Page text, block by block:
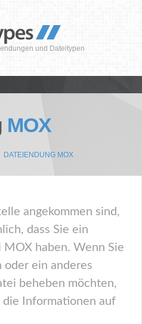
und Dateitypen
MOX
DATEIENDUNG MOX
angekommen sind,
dass Sie ein
haben. Wenn Sie
ein anderes
beheben möchten,
die Informationen auf